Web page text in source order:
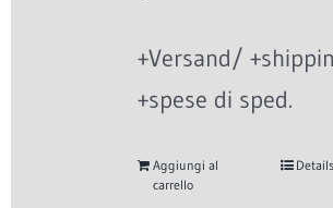
+Versand/
+spese di sped.
Aggiungi al
carrello
Details